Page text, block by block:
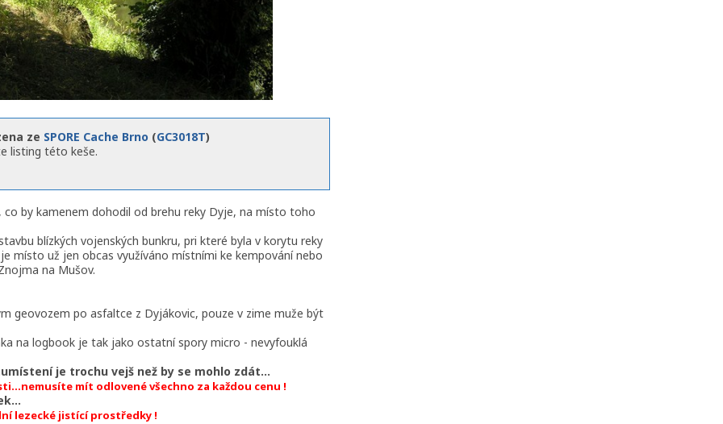
ze SPORE Cache Brno (GC3018T)
listing této keše.
co by kamenem dohodil od brehu reky Dyje, na místo toho
blízkých vojenských bunkru, pri které byla v korytu reky
místo už jen obcas využíváno místními ke kempování nebo
na Mušov.
geovozem po asfaltce z Dyjákovic, pouze v zime muže být
na logbook je tak jako ostatní spory micro - nevyfouklá
je trochu vejš než by se mohlo zdát...
mít odlovené všechno za každou cenu !
lezecké jistící prostředky !